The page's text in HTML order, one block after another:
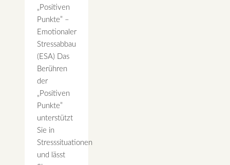
„Positiven
Punkte” –
Emotionaler
Stressabbau
(ESA) Das
Berühren
der
„Positiven
Punkte”
unterstützt
Sie in
Stresssituationen
und lässt